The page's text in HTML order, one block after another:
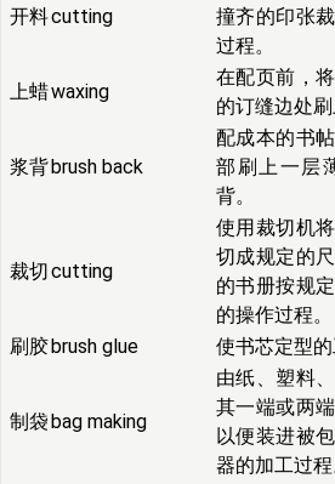
开料cutting
撞齐的印张
过程。
上蜡waxing
在配页前，
的订缝边处刷
浆背brush back
配成本的书
部刷上一层
背。
裁切cutting
使用裁切机
切成规定的
的书册按规
的操作过程。
刷胶brush glue 使书芯定型的
制袋bag making
由纸、塑料
其一端或两
以便装进被
器的加工过程